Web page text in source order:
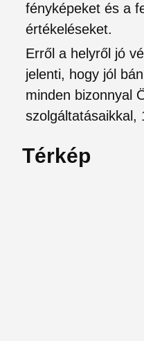
fényképeket és a
értékeléseket.
Erről a helyről jó
jelenti, hogy jól
minden bizonnyal
szolgáltatásaikkal,
Térkép